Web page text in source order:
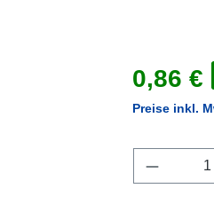
0,86 €
Preise inkl.